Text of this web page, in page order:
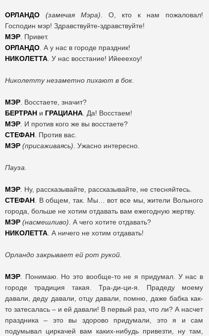
ОРЛАНДО (замечая Мэра) . О, кто к нам пожаловал!
Господин мэр! Здравствуйте-здравствуйте!
МЭР . Привет.
ОРЛАНДО . А у нас в городе праздник!
НИКОЛЕТТА . У нас восстание! Ийееехоу!
Николетту незаметно пихают в бок.
МЭР . Восстаете, значит?
БЕРТРАН и ГРАЦИАНА . Да! Восстаем!
МЭР . И против кого же вы восстаете?
СТЕФАН . Против вас.
МЭР (присаживаясь) . Ужасно интересно.
Пауза.
МЭР . Ну, рассказывайте, рассказывайте, не стесняйтесь.
СТЕФАН . В общем, так. Мы… вот все мы, жители Вольного
города, больше не хотим отдавать вам ежегодную жертву.
МЭР (насмешливо) . А чего хотите отдавать?
НИКОЛЕТТА . А ничего не хотим отдавать!
Орландо закрывает ей рот рукой.
МЭР . Понимаю. Но это вообще-то не я придумал. У нас в
городе традиция такая. Тра-ди-ци-я. Прадеду моему
давали, деду давали, отцу давали, помню, даже бабка как-
то затесалась – и ей давали! В первый раз, что ли? А насчет
праздника – это вы здорово придумали, это я и сам
подумывал циркачей вам каких-нибудь привезти, ну там,